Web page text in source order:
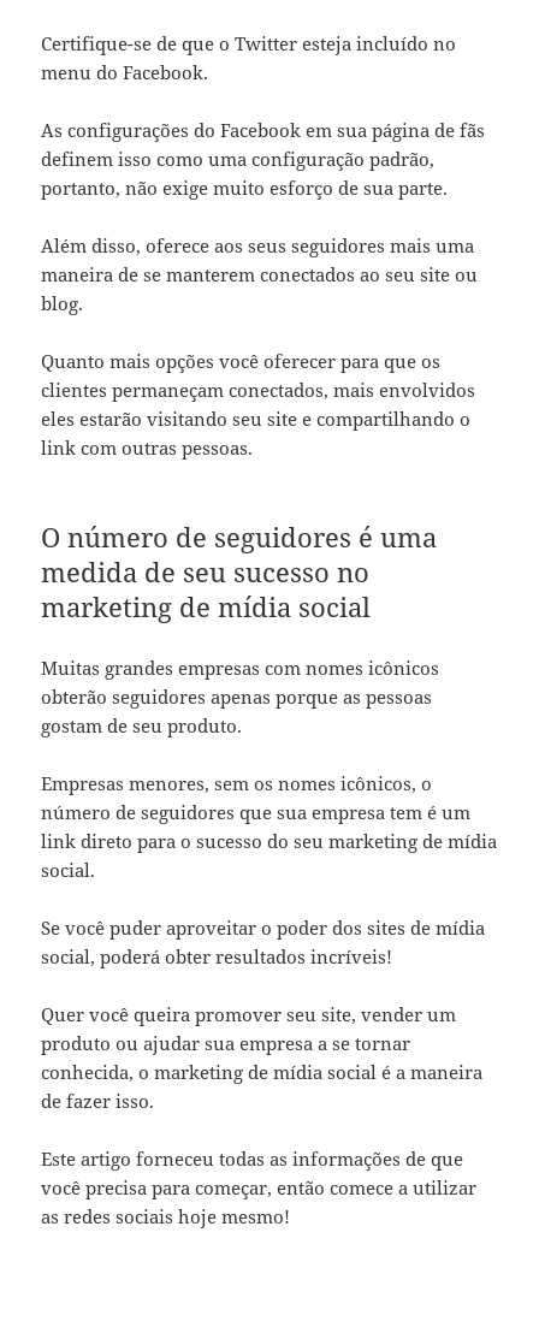
Certifique-se de que o Twitter esteja incluído no
menu do Facebook.
As configurações do Facebook em sua página de fãs
definem isso como uma configuração padrão,
portanto, não exige muito esforço de sua parte.
Além disso, oferece aos seus seguidores mais uma
maneira de se manterem conectados ao seu site ou
blog.
Quanto mais opções você oferecer para que os
clientes permaneçam conectados, mais envolvidos
eles estarão visitando seu site e compartilhando o
link com outras pessoas.
O número de seguidores é uma
medida de seu sucesso no
marketing de mídia social
Muitas grandes empresas com nomes icônicos
obterão seguidores apenas porque as pessoas
gostam de seu produto.
Empresas menores, sem os nomes icônicos, o
número de seguidores que sua empresa tem é um
link direto para o sucesso do seu marketing de mídia
social.
Se você puder aproveitar o poder dos sites de mídia
social, poderá obter resultados incríveis!
Quer você queira promover seu site, vender um
produto ou ajudar sua empresa a se tornar
conhecida, o marketing de mídia social é a maneira
de fazer isso.
Este artigo forneceu todas as informações de que
você precisa para começar, então comece a utilizar
as redes sociais hoje mesmo!